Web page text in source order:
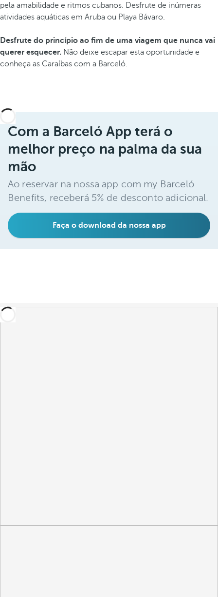
pela amabilidade e ritmos cubanos. Desfrute de inúmeras
atividades aquáticas em Aruba ou Playa Bávaro.
Desfrute do princípio ao fim de uma viagem que nunca vai
querer esquecer. Não deixe escapar esta oportunidade e
conheça as Caraíbas com a Barceló.
Com a Barceló App terá o
melhor preço na palma da sua
mão
Ao reservar na nossa app com my Barceló
Benefits, receberá 5% de desconto adicional.
Faça o download da nossa app